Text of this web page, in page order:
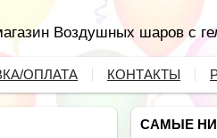
Воздушных шаров с
ОПЛАТА КОНТАКТЫ
САМЫЕ